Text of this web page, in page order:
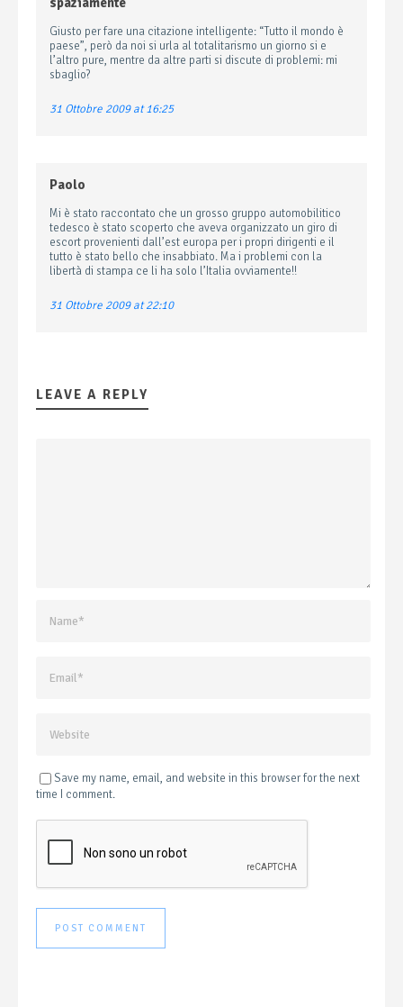
Giusto per fare una citazione intelligente: “Tutto il mondo è
paese”, però da noi si urla al totalitarismo un giorno si e
l’altro pure, mentre da altre parti si discute di problemi: mi
sbaglio?
31 Ottobre 2009 at 16:25
Paolo
Mi è stato raccontato che un grosso gruppo automobilitico
tedesco è stato scoperto che aveva organizzato un giro di
escort provenienti dall’est europa per i propri dirigenti e il
tutto è stato bello che insabbiato. Ma i problemi con la
libertà di stampa ce li ha solo l’Italia ovviamente!!
31 Ottobre 2009 at 22:10
LEAVE A REPLY
Save my name, email, and website in this browser for the next
time I comment.